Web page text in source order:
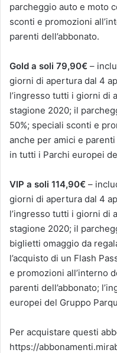
parcheggio auto e moto
sconti e promozioni
parenti dell’abbonato.
Gold a soli 79,90€ –
giorni di apertura dal 4
l’ingresso tutti i giorni di
stagione 2020; il
50%; speciali sconti e
anche per amici e parenti
in tutti i Parchi europei
VIP a soli 114,90€ –
giorni di apertura dal 4
l’ingresso tutti i giorni di
stagione 2020; il
biglietti omaggio da
l’acquisto di un Flash
e promozioni all’interno
parenti dell’abbonato;
europei del Gruppo
Per acquistare questi
https://